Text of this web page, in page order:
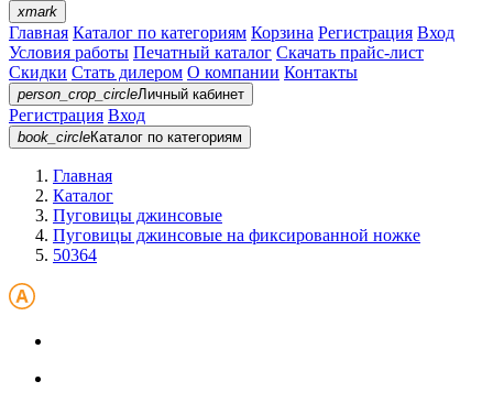
xmark
Главная Каталог по категориям Корзина Регистрация Вход
Условия работы Печатный каталог Скачать прайс-лист
Скидки Стать дилером О компании Контакты
person_crop_circleЛичный кабинет
Регистрация Вход
book_circleКаталог по категориям
Главная
Каталог
Пуговицы джинсовые
Пуговицы джинсовые на фиксированной ножке
50364